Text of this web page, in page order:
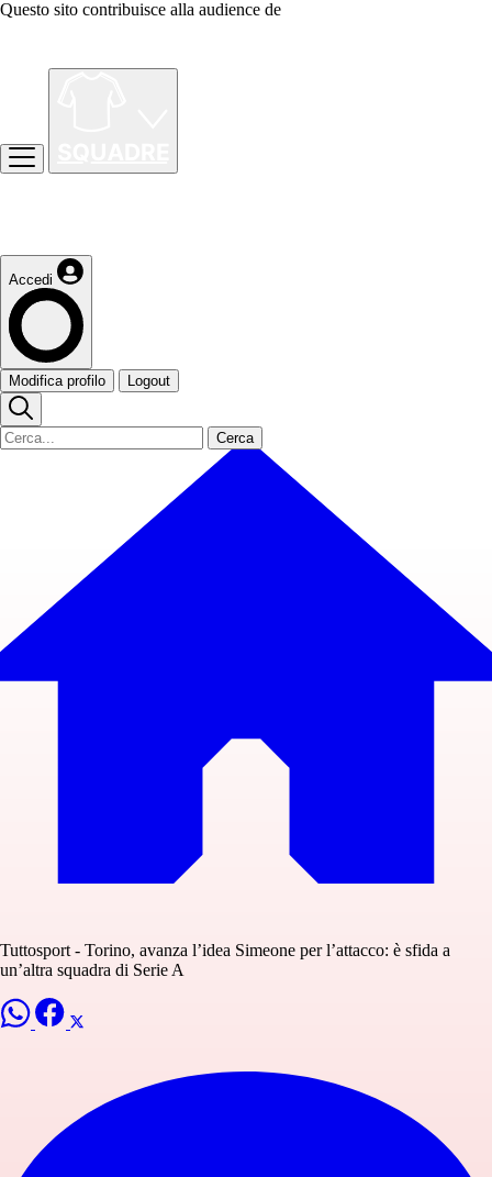
Questo sito contribuisce alla audience de
Accedi
Modifica profilo Logout
Cerca
Tuttosport - Torino, avanza l’idea Simeone per l’attacco: è sfida a
un’altra squadra di Serie A